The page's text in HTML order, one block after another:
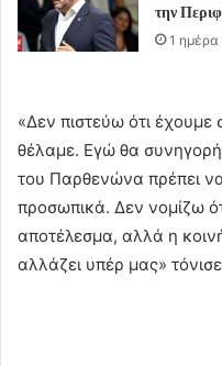
την
1 ημέρα
«Δεν πιστεύω ότι
θέλαμε. Εγώ θα
του Παρθενώνα πρέπει
προσωπικά. Δεν νομίζω
αποτέλεσμα, αλλά η
αλλάζει υπέρ μας»